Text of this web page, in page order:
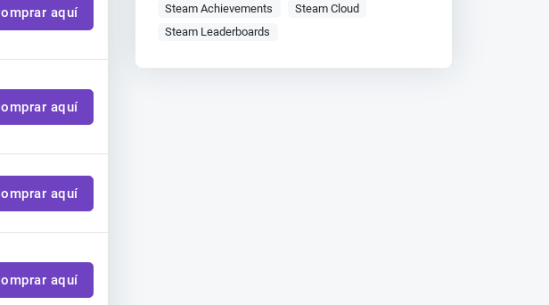
aquí
aquí
aquí
aquí
Steam Achievements
Steam Cloud
Steam Leaderboards